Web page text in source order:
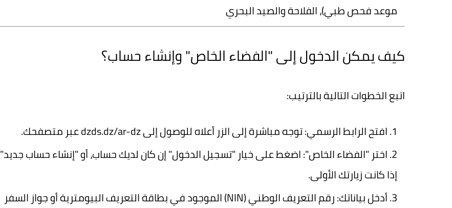
موعد فحص طبي)، الفلاحة والصيد البحري
كيف يمكن الدخول إلى "الفضاء الخاص" وإنشاء حساب؟
اتبع الخطوات التالية بالترتيب:
افتح الرابط الرسمي: توجه مباشرة إلى الزر أعلاه للوصول إلى dzds.dz/ar-dz عبر متصفحك.
اختر "الفضاء الخاص": اضغط على خيار "تسجيل الدخول" إن كان لديك حساب، أو "إنشاء حساب جديد"
إذا كانت زيارتك الأولى.
أدخل بياناتك
: رقم التعريف الوطني (NIN) الموجود في بطاقة التعريف البيومترية أو جواز السفر